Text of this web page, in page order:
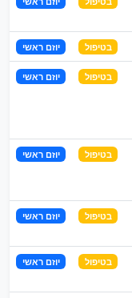
בטיפול יוזם ראשי
בטיפול יוזם ראשי
בטיפול יוזם ראשי
בטיפול יוזם ראשי
בטיפול יוזם ראשי